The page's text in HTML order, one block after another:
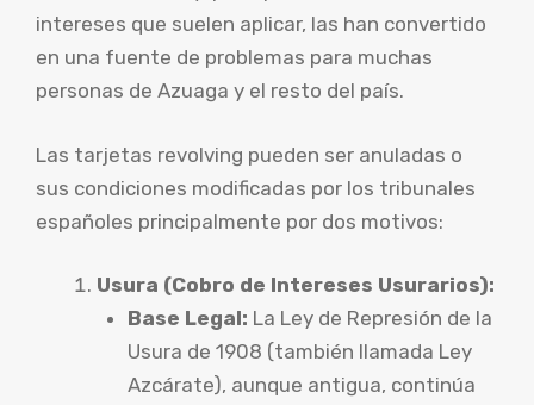
intereses que suelen aplicar, las han convertido
en una fuente de problemas para muchas
personas de Azuaga y el resto del país.
Las tarjetas revolving pueden ser anuladas o
sus condiciones modificadas por los tribunales
españoles principalmente por dos motivos:
Usura (Cobro de Intereses Usurarios):
Base Legal: La Ley de Represión de la
Usura de 1908 (también llamada Ley
Azcárate), aunque antigua, continúa